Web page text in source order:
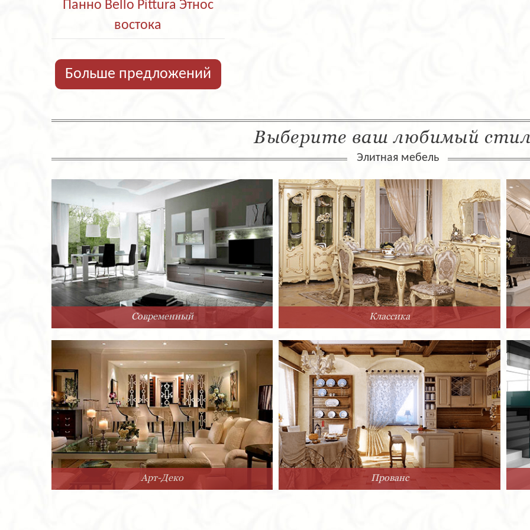
Панно Bello Pittura Этнос
востока
Больше предложений
Выберите ваш любимый
Элитная мебель
Современный Классика
Арт-Деко Прованс